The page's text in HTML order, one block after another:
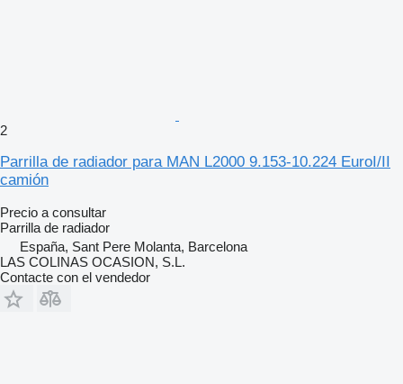
2
Parrilla de radiador para MAN L2000 9.153-10.224 EuroI/II
camión
Precio a consultar
Parrilla de radiador
España, Sant Pere Molanta, Barcelona
LAS COLINAS OCASION, S.L.
Contacte con el vendedor